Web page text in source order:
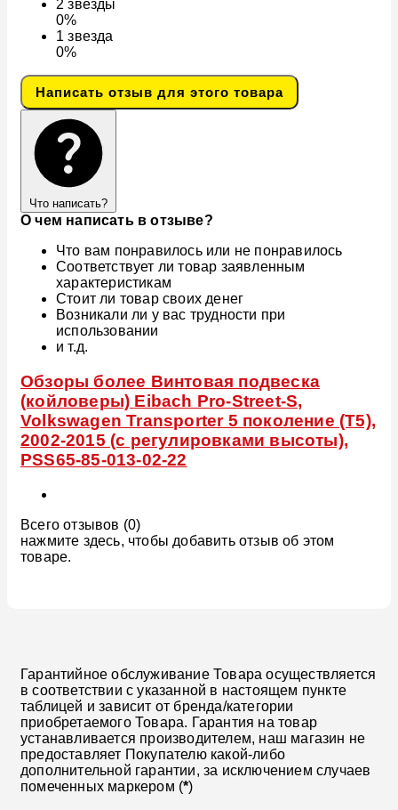
2звезды
0%
1звезда
0%
Написать отзыв для этого товара
Что написать?
О чем написать в отзыве?
Что вам понравилось или не понравилось
Соответствует ли товар заявленным
характеристикам
Стоит ли товар своих денег
Возникали ли у вас трудности при
использовании
и т.д.
Обзоры более Винтовая подвеска
(койловеры) Eibach Pro-Street-S,
Volkswagen Transporter 5 поколение (T5),
2002-2015 (с регулировками высоты),
PSS65-85-013-02-22
Всего отзывов (0)
нажмите здесь, чтобы добавить отзыв об этом
товаре.
Гарантийное обслуживание Товара осуществляется
в соответствии с указанной в настоящем пункте
таблицей и зависит от бренда/категории
приобретаемого Товара. Гарантия на товар
устанавливается производителем, наш магазин не
предоставляет Покупателю какой-либо
дополнительной гарантии, за исключением случаев
помеченных маркером (*)